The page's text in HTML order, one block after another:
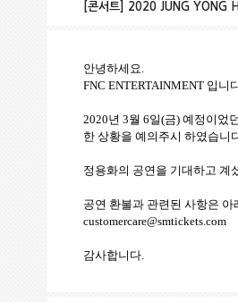
[콘서트] 2020 JUNG YONG
안녕하세요.
FNC ENTERTAINMENT 입니
2020년 3월 6일(금) 예정이었
한 상황을 예의주시 하였습니
정용화의 공연을 기대하고 계
공연 환불과 관련된 사항은
customercare@smtickets.com
감사합니다.